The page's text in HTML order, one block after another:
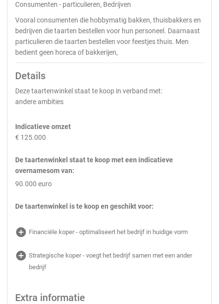
Consumenten - particulieren, Bedrijven
Vooral consumenten die hobbymatig bakken, thuisbakkers en
bedrijven die taarten bestellen voor hun personeel. Daarnaast
particulieren die taarten bestellen voor feestjes thuis. Men
bedient geen horeca of bakkerijen,
Details
Deze taartenwinkel staat te koop in verband met:
andere ambities
Indicatieve omzet
€ 125.000
De taartenwinkel staat te koop met een indicatieve
overnamesom van:
90.000 euro
De taartenwinkel is te koop en geschikt voor:
add_circle Financiële koper - optimaliseert het bedrijf in huidige vorm
add_circle Strategische koper - voegt het bedrijf samen met een ander
bedrijf
Extra informatie